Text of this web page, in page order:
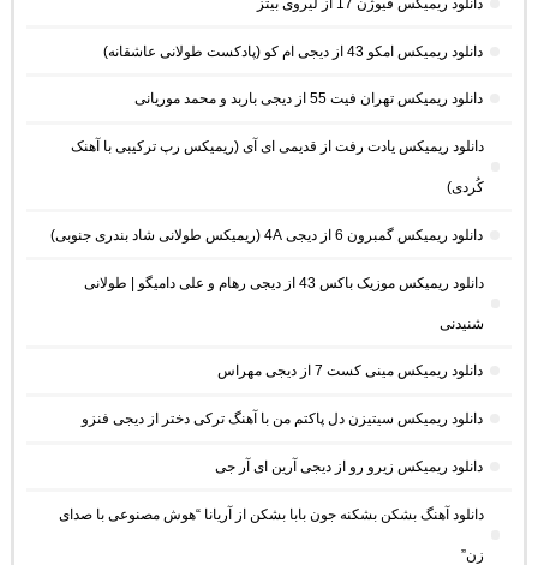
دانلود ریمیکس امکو 43 از دیجی ام کو (پادکست طولانی عاشقانه)
دانلود ریمیکس تهران فیت 55 از دیجی باربد و محمد موریانی
دانلود ریمیکس یادت رفت از قدیمی ای آی (ریمیکس رپ ترکیبی با آهنک
کُردی)
دانلود ریمیکس گمبرون 6 از دیجی 4A (ریمیکس طولانی شاد بندری جنوبی)
دانلود ریمیکس موزیک باکس 43 از دیجی رهام و علی دامیگو | طولانی
شنیدنی
دانلود ریمیکس مینی کست 7 از دیجی مهراس
دانلود ریمیکس سیتیزن دل پاکتم من با آهنگ ترکی دختر از دیجی فنزو
دانلود ریمیکس زیرو رو از دیجی آرین ای آر جی
دانلود آهنگ بشکن بشکنه جون بابا بشکن از آریانا “هوش مصنوعی با صدای
زن”